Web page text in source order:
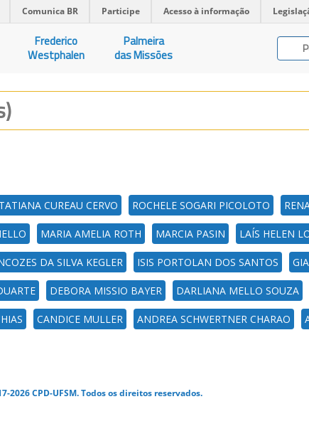
Comunica BR Participe Acesso à informação
Frederico
Westphalen
Palmeira
das Missões
TATIANA CUREAU CERVO ROCHELE SOGARI PICOLOTO
MARIA AMELIA ROTH MARCIA PASIN LAÍS HELEN
DA SILVA KEGLER ISIS PORTOLAN DOS SANTOS
DEBORA MISSIO BAYER DARLIANA MELLO SOUZA
CANDICE MULLER ANDREA SCHWERTNER CHARAO
2026 CPD-UFSM. Todos os direitos reservados.